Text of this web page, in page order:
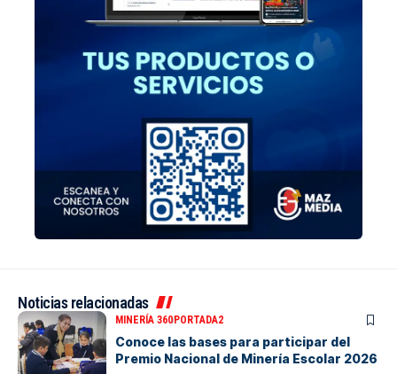
Noticias relacionadas
MINERÍA 360PORTADA2
Conoce las bases para participar del
Premio Nacional de Minería Escolar 2026